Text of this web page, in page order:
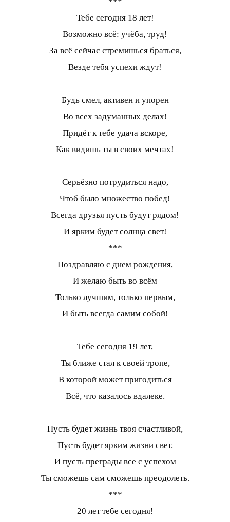
Тебе сегодня 18 лет!
Возможно всё: учёба, труд!
За всё сейчас стремишься браться,
Везде тебя успехи ждут!
Будь смел, активен и упорен
Во всех задуманных делах!
Придёт к тебе удача вскоре,
Как видишь ты в своих мечтах!
Серьёзно потрудиться надо,
Чтоб было множество побед!
Всегда друзья пусть будут рядом!
И ярким будет солнца свет!
***
Поздравляю с днем рождения,
И желаю быть во всём
Только лучшим, только первым,
И быть всегда самим собой!
Тебе сегодня 19 лет,
Ты ближе стал к своей тропе,
В которой может пригодиться
Всё, что казалось вдалеке.
Пусть будет жизнь твоя счастливой,
Пусть будет ярким жизни свет.
И пусть преграды все с успехом
Ты сможешь сам сможешь преодолеть.
***
20 лет тебе сегодня!